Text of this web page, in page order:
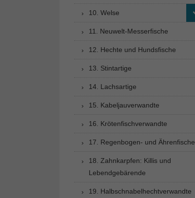
10. Welse
11. Neuwelt-Messerfische
12. Hechte und Hundsfische
13. Stintartige
14. Lachsartige
15. Kabeljauverwandte
16. Krötenfischverwandte
17. Regenbogen- und Ährenfische
18. Zahnkarpfen: Killis und
Lebendgebärende
19. Halbschnabelhechtverwandte